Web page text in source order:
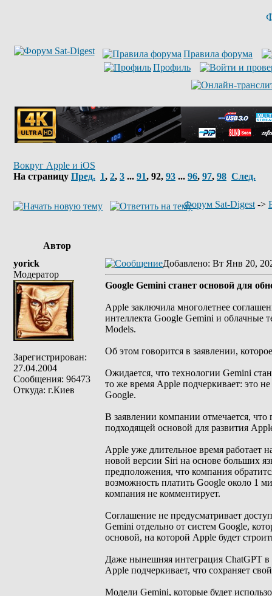
Правила форума
Профиль
Вокруг Apple и iOS
На страницу Пред. 1, 2, 3 ... 91, 92, 93 ... 96, 97, 98 След.
Форум Sat-Digest ->
Автор
yorick
Модератор
Зарегистрирован:
27.04.2004
Сообщения: 96473
Откуда: г.Киев
Добавлено: Вт Янв 20,
Google Gemini станет основой для
Apple заключила многолетнее
интеллекта Google Gemini и облачные
Models.
Об этом говорится в заявлении,
Ожидается, что технологии Gemini
то же время Apple подчеркивает: это
Google.
В заявлении компании отмечается,
подходящей основой для развития
Apple уже длительное время работает
новой версии Siri на основе больших
предположения, что компания
возможность платить Google около 1
компания не комментирует.
Соглашение не предусматривает
Gemini отдельно от систем Google,
основой, на которой Apple будет
Даже нынешняя интеграция ChatGPT в
Apple подчеркивает, что сохраняет
Модели Gemini, которые будет